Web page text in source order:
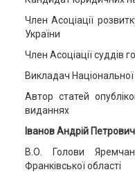
Член Асоціації
України
Член Асоціації суддів
Викладач
Автор статей
виданнях
Іванов Андрій Петрович
В.О. Голови
Франківської області